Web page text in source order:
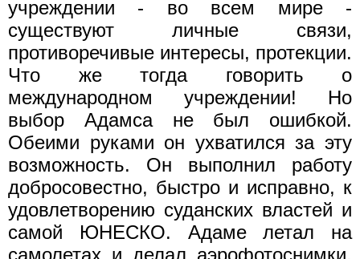
учреждении - во всем мире -
существуют личные связи,
противоречивые интересы, протекции.
Что же тогда говорить о
международном учреждении! Но
выбор Адамса не был ошибкой.
Обеими руками он ухватился за эту
возможность. Он выполнил работу
добросовестно, быстро и исправно, к
удовлетворению суданских властей и
самой ЮНЕСКО. Адаме летал на
самолетах и делал аэрофотоснимки,